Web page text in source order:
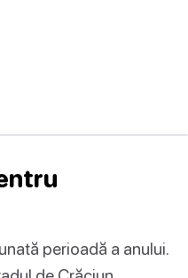
perioadă a anului.